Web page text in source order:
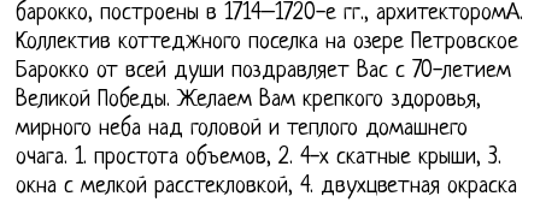
барокко, построены в 1714–1720-е гг., архитекторомА.
Коллектив коттеджного поселка на озере Петровское
Барокко от всей души поздравляет Вас с 70-летием
Великой Победы. Желаем Вам крепкого здоровья,
мирного неба над головой и теплого домашнего
очага. 1. простота объемов, 2. 4-х скатные крыши, 3.
окна с мелкой расстекловкой, 4. двухцветная окраска